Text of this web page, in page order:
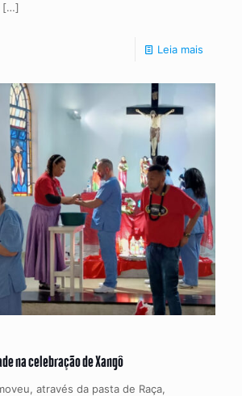
[…]
Leia mais
na celebração de Xangô
através da pasta de Raça,